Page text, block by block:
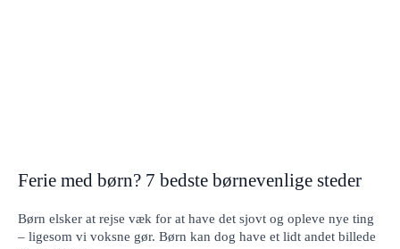
Ferie med børn? 7 bedste børnevenlige steder
Børn elsker at rejse væk for at have det sjovt og opleve nye ting
– ligesom vi voksne gør. Børn kan dog have et lidt andet billede